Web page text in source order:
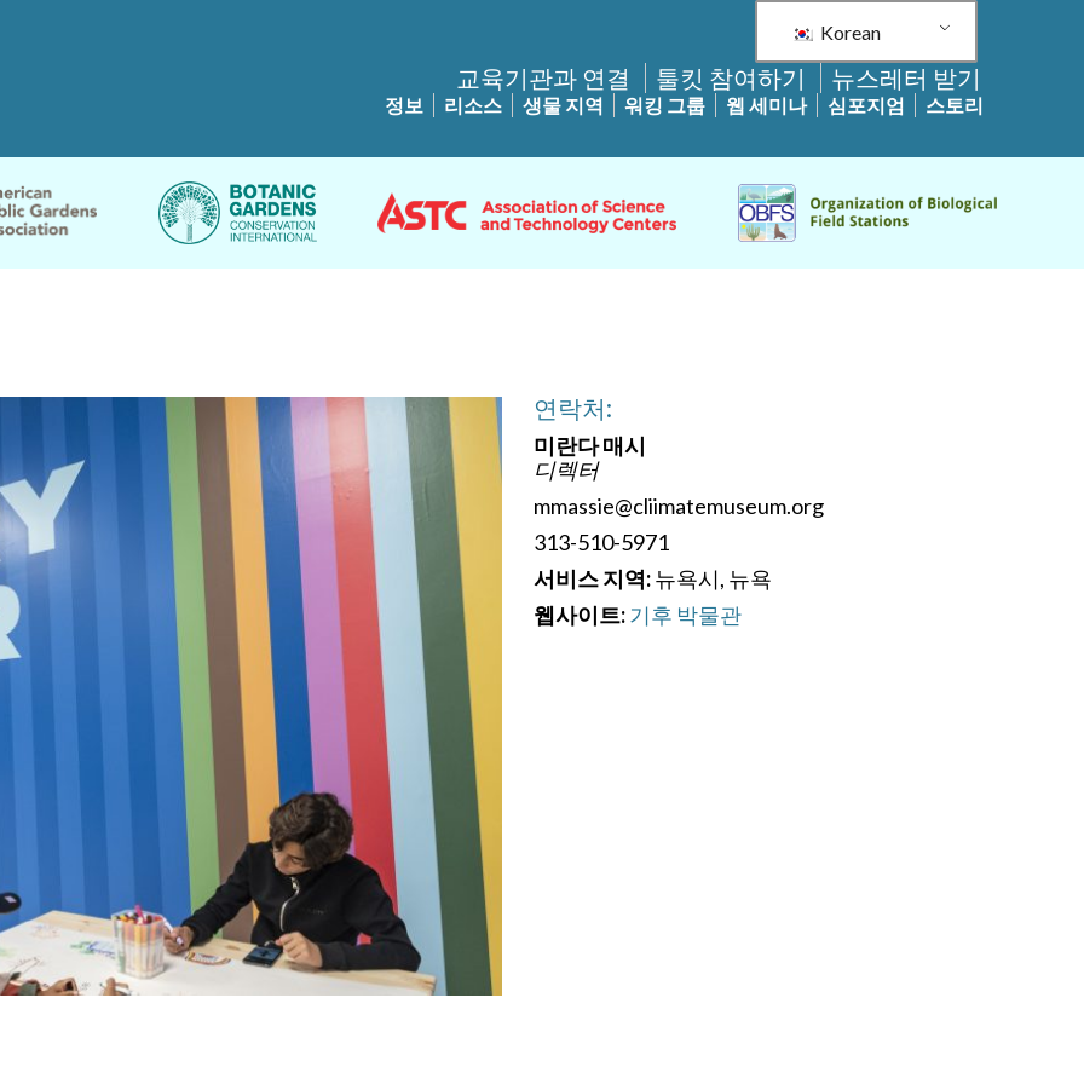
Korean
교육기관과 연결 툴킷 참여하기 뉴스레터 받기
정보 리소스 생물 지역 워킹 그룹 웹 세미나 심포지엄 스토리
연락처:
미란다 매시
디렉터
mmassie@cliimatemuseum.org
313-510-5971
서비스 지역:뉴욕시, 뉴욕
웹사이트:기후 박물관